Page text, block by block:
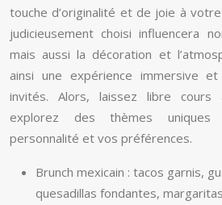
touche d’originalité et de joie à
judicieusement choisi influencera
mais aussi la décoration et
ainsi une expérience immersive
invités. Alors, laissez libre
explorez des thèmes
personnalité et vos préférences.
Brunch mexicain : tacos garnis,
quesadillas fondantes,